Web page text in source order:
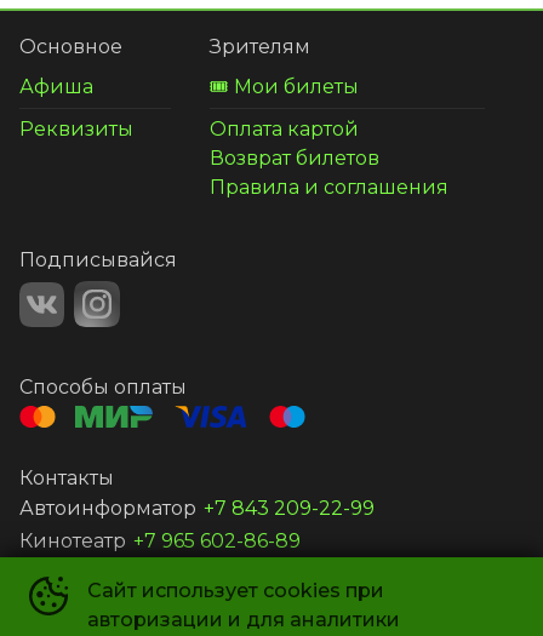
Сайт использует cookies при
авторизации и для аналитики
Основное
Афиша
Реквизиты
Зрителям
🎟️ Мои билеты
Оплата картой
Возврат билетов
Правила и соглашения
Подписывайся
Способы оплаты
Контакты
Автоинформатор +7 843 209-22-99
Кинотеатр +7 965 602-86-89
ООО ВИТА© 2019- 2026